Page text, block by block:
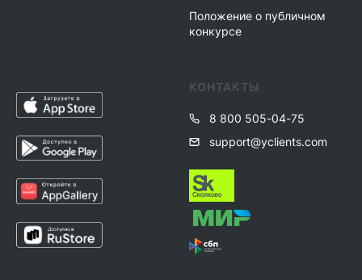
КОНТАКТЫ
8 800 505-04-75
support@yclients.com
Положение о публичном
конкурсе